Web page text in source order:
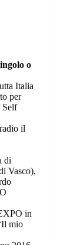
o
Italia
per
Self
il
di
Vasco),
in
mio